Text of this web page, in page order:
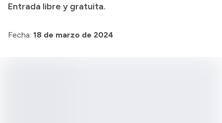
Consulta de pago a proveedores
Entrada libre y gratuita.
Fecha: 18 de marzo de 2024